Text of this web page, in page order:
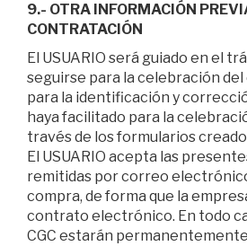
9.- OTRA INFORMACIÓN
CONTRATACIÓN
El USUARIO será guiado en el
seguirse para la celebración
para la identificación y
haya facilitado para la
través de los formularios
El USUARIO acepta las
remitidas por correo
compra, de forma que la
contrato electrónico. En todo
CGC estarán